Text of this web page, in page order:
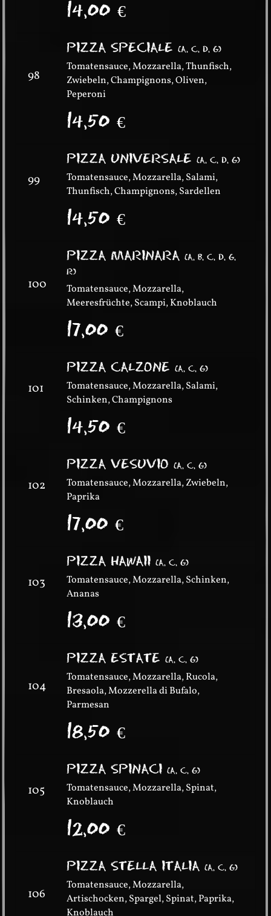
14,00€
98
PIZZA SPECIALE(A, C, D, G)
Tomatensauce, Mozzarella, Thunfisch,
Zwiebeln, Champignons, Oliven,
Peperoni
14,50€
99
PIZZA UNIVERSALE(A, C, D, G)
Tomatensauce, Mozzarella, Salami,
Thunfisch, Champignons, Sardellen
14,50€
100
PIZZA MARINARA(A, B, C, D, G,
R)
Tomatensauce, Mozzarella,
Meeresfrüchte, Scampi, Knoblauch
17,00€
101
PIZZA CALZONE(A, C, G)
Tomatensauce, Mozzarella, Salami,
Schinken, Champignons
14,50€
102
PIZZA VESUVIO(A, C, G)
Tomatensauce, Mozzarella, Zwiebeln,
Paprika
17,00€
103
PIZZA HAWAII(A, C, G)
Tomatensauce, Mozzarella, Schinken,
Ananas
13,00€
104
PIZZA ESTATE(A, C, G)
Tomatensauce, Mozzarella, Rucola,
Bresaola, Mozzerella di Bufalo,
Parmesan
18,50€
105
PIZZA SPINACI(A, C, G)
Tomatensauce, Mozzarella, Spinat,
Knoblauch
12,00€
106
PIZZA STELLA ITALIA(A, C, G)
Tomatensauce, Mozzarella,
Artischocken, Spargel, Spinat, Paprika,
Knoblauch